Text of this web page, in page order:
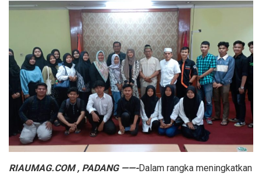
RIAUMAG.COM , PADANG ——-Dalam rangka meningkatkan